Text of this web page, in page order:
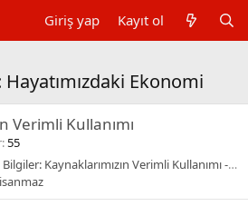
Giriş yap Kayıt ol
Ekonomi
Verimli Kullanımı
55
Kaynaklarımızın Verimli Kullanımı - Benim Hocam Yayınları